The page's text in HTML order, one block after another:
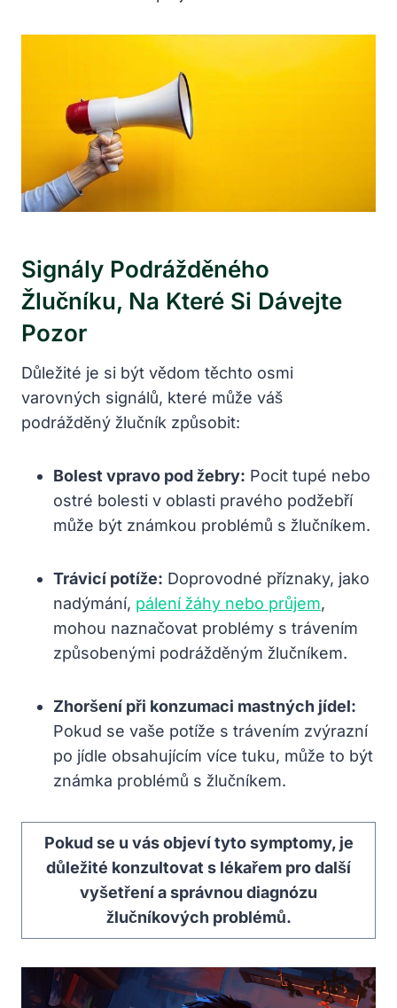
Signály Podrážděného
Žlučníku, Na Které Si Dávejte
Pozor
Důležité je si být vědom těchto osmi
varovných signálů, které může váš
podrážděný žlučník způsobit:
Bolest vpravo pod žebry: Pocit tupé nebo
ostré bolesti v oblasti pravého podžebří
může být známkou problémů s žlučníkem.
Trávicí potíže: Doprovodné příznaky, jako
nadýmání, pálení žáhy nebo průjem,
mohou naznačovat problémy s trávením
způsobenými podrážděným žlučníkem.
Zhoršení při konzumaci mastných jídel:
Pokud se vaše potíže s trávením zvýrazní
po jídle obsahujícím více tuku, může to být
známka problémů s žlučníkem.
Pokud se u vás objeví tyto symptomy, je
důležité konzultovat s lékařem pro další
vyšetření a správnou diagnózu
žlučníkových problémů.